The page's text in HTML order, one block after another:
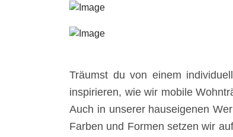
Träumst du von einem
inspirieren, wie wir mobile
Auch in unserer hauseigenen
Farben und Formen setzen wir